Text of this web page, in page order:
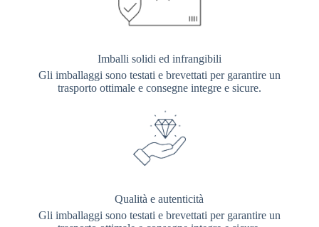
Imballi solidi ed infrangibili
Gli imballaggi sono testati e brevettati per garantire un
trasporto ottimale e consegne integre e sicure.
Qualità e autenticità
Gli imballaggi sono testati e brevettati per garantire un